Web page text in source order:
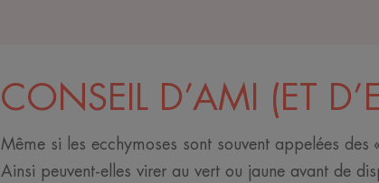
CONSEIL D’AMI (ET
Même si les ecchymoses sont souvent appelées
Ainsi peuvent-elles virer au vert ou jaune avant de